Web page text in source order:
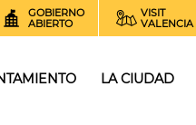
GOBIERNO
ABIERTO
VISIT
VALENCIA
LA CIUDAD